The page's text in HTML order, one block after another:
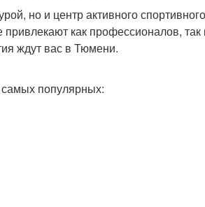
но и центр активного
как профессионалов,
ждут вас в Тюмени.
популярных: